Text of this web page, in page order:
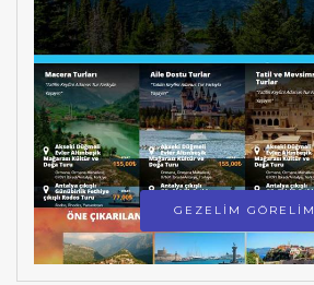
GEZELİM GÖRELİM